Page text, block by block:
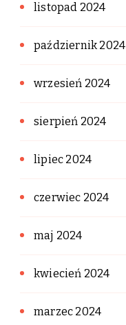
listopad 2024
październik 2024
wrzesień 2024
sierpień 2024
lipiec 2024
czerwiec 2024
maj 2024
kwiecień 2024
marzec 2024